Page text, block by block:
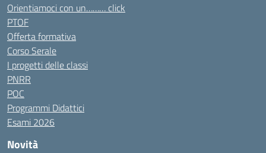
Orientiamoci con un……… click
PTOF
Offerta formativa
Corso Serale
I progetti delle classi
PNRR
POC
Programmi Didattici
Esami 2026
Novità